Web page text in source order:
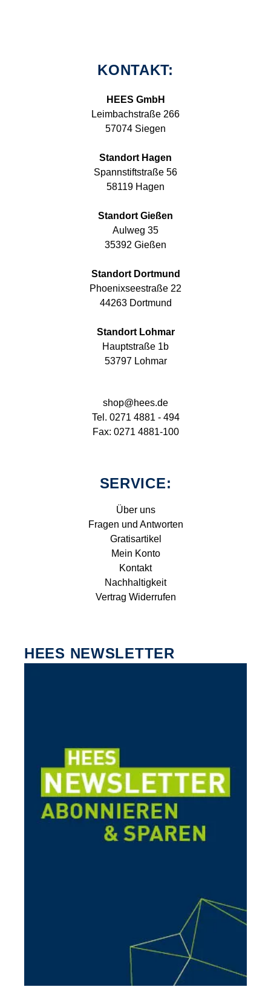
KONTAKT:
HEES GmbH
Leimbachstraße 266
57074 Siegen
Standort Hagen
Spannstiftstraße 56
58119 Hagen
Standort Gießen
Aulweg 35
35392 Gießen
Standort Dortmund
Phoenixseestraße 22
44263 Dortmund
Standort Lohmar
Hauptstraße 1b
53797 Lohmar
shop@hees.de
Tel. 0271 4881 - 494
Fax: 0271 4881-100
SERVICE:
Über uns
Fragen und Antworten
Gratisartikel
Mein Konto
Kontakt
Nachhaltigkeit
Vertrag Widerrufen
HEES NEWSLETTER